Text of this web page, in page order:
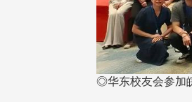
◎华东校友会参加
捐款征信、其他消
个人资料保护声明
4
息
欢迎